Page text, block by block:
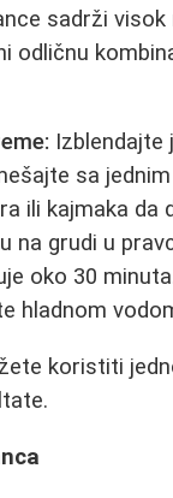
sadrži
odličnu
Izblendajte
sa
ili kajmaka da
na grudi u
oko 30
hladnom
koristiti